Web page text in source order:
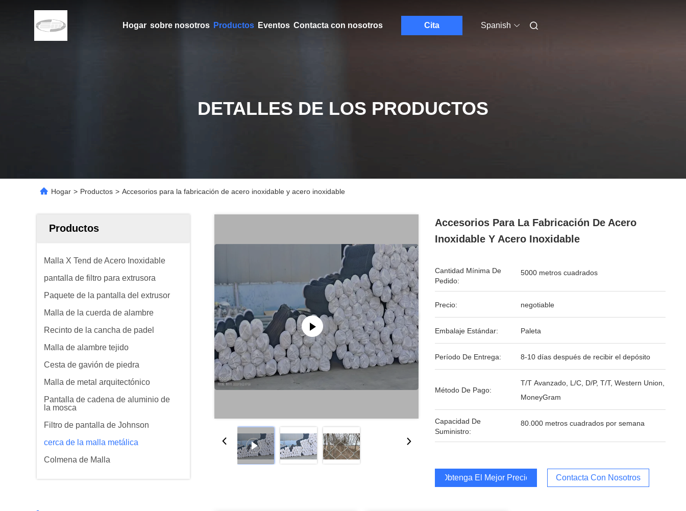
Hogar sobre nosotros Productos Eventos Contacta con nosotros Cita Spanish
DETALLES DE LOS PRODUCTOS
Hogar > Productos > Accesorios para la fabricación de acero inoxidable y acero inoxidable
Productos
Malla X Tend de Acero Inoxidable
pantalla de filtro para extrusora
Paquete de la pantalla del extrusor
Malla de la cuerda de alambre
Recinto de la cancha de padel
Malla de alambre tejido
Cesta de gavión de piedra
Malla de metal arquitectónico
Pantalla de cadena de aluminio de
la mosca
Filtro de pantalla de Johnson
cerca de la malla metálica
Colmena de Malla
Accesorios Para La Fabricación De Acero
Inoxidable Y Acero Inoxidable
Cantidad Mínima De
Pedido:
5000 metros cuadrados
Precio: negotiable
Embalaje Estándar: Paleta
Período De Entrega: 8-10 días después de recibir el depósito
Método De Pago:
T/T Avanzado, L/C, D/P, T/T, Western Union,
MoneyGram
Capacidad De
Suministro:
80.000 metros cuadrados por semana
Obtenga El Mejor Precio Contacta Con Nosotros